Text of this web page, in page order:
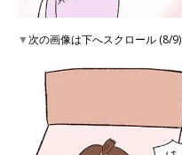
▼次の画像は下へスクロール (8/9)